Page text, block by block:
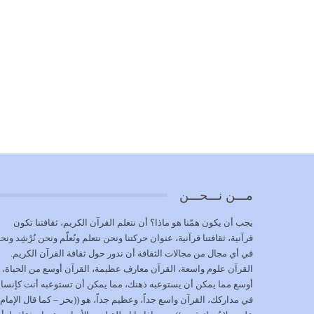
مـــن نـــحـــن
يجب أن يكون همّنا هو ماذا؟ أن نتعلم القرآن الكريم، ثقافتنا تكون
قرآنية، ثقافتنا قرآنية، عنوان حركتنا ونحن نتعلم ونُعلّم ونحن نُرْشِد
في أي مجال من مجالات الثقافة أن ندور حول ثقافة القرآن الكريم.
القرآن علوم واسعة، القرآن معارف عظيمة، القرآن أوسع من الحياة،
أوسع مما يمكن أن يستوعبه ذهنك، مما يمكن أن تستوعبه أنت
في مداركك، القرآن واسع جداً، وعظيم جداً، هو ((بحر – كما قال الإمام